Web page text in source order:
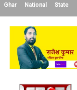
Ghar National State